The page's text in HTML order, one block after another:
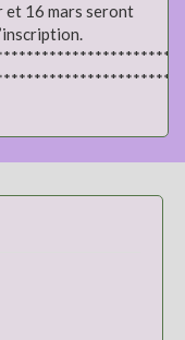
et 16 mars seront